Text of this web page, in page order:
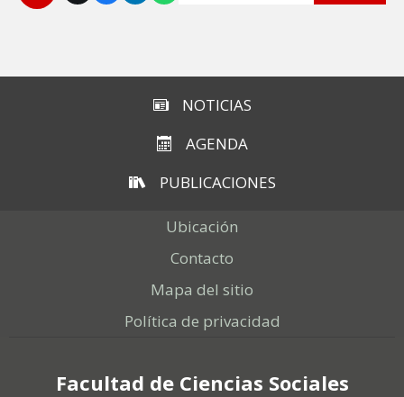
NOTICIAS
AGENDA
PUBLICACIONES
Ubicación
Contacto
Mapa del sitio
Política de privacidad
Facultad de Ciencias Sociales